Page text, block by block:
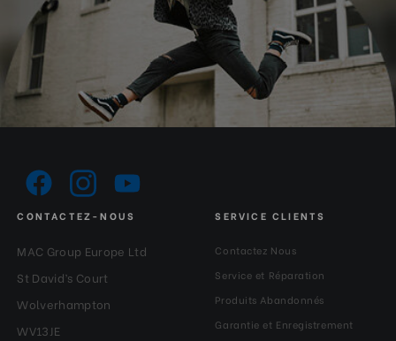
CONTACTEZ-NOUS
MAC Group Europe Ltd
St David’s Court
Wolverhampton
WV13JE
SERVICE CLIENTS
Contactez Nous
Service et Réparation
Produits Abandonnés
Garantie et Enregistrement